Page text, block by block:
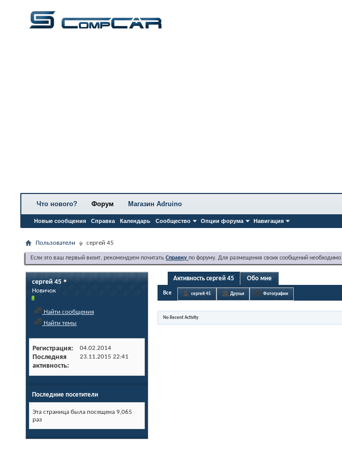
Что нового? Форум
Новые сообщения Справка Календарь Сообщество Опции форума Навигация
Магазин Adruino
Пользователи сергей 45
Если это ваш первый визит, рекомендуем почитать Справку по форуму. Для размещения своих сообщений необходимо
сергей 45
Новичок
Найти сообщения
Найти темы
Регистрация 04.02.2014
Последняя
активность
23.11.2015 22:41
Последние посетители
Эта страница была посещена 9,065
раз
Активность сергей 45 Обо мне
Все сергей 45 Друзья Фотографии
No Recent Activity